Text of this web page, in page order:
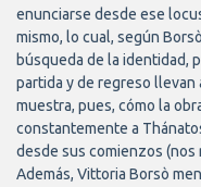
enunciarse desde ese
mismo, lo cual, según
búsqueda de la identidad,
partida y de regreso llevan
muestra, pues, cómo la
constantemente a
desde sus comienzos
Además, Vittoria Borsò